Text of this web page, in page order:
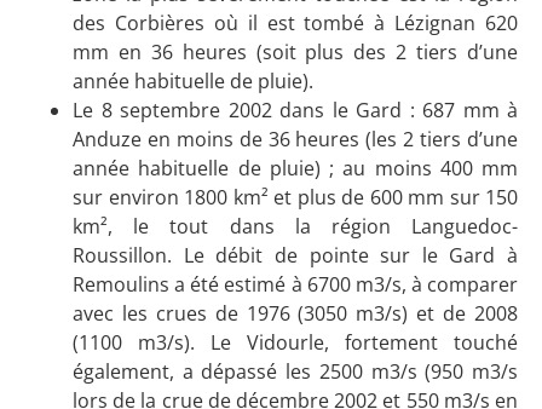
des Corbières où il est tombé à Lézignan 620
mm en 36 heures (soit plus des 2 tiers d’une
année habituelle de pluie).
Le 8 septembre 2002 dans le Gard : 687 mm à
Anduze en moins de 36 heures (les 2 tiers d’une
année habituelle de pluie) ; au moins 400 mm
sur environ 1800 km² et plus de 600 mm sur 150
km², le tout dans la région Languedoc-
Roussillon. Le débit de pointe sur le Gard à
Remoulins a été estimé à 6700 m3/s, à comparer
avec les crues de 1976 (3050 m3/s) et de 2008
(1100 m3/s). Le Vidourle, fortement touché
également, a dépassé les 2500 m3/s (950 m3/s
lors de la crue de décembre 2002 et 550 m3/s en